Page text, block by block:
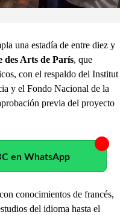
una estadía de entre diez y
Arts de París, que
con el respaldo del Institut
y el Fondo Nacional de la
previa del proyecto
en WhatsApp
conocimientos de francés,
del idioma hasta el